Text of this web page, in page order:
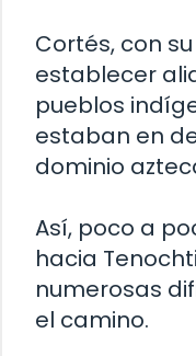
Cortés, con
establecer
pueblos
estaban en
dominio
Así, poco a
hacia
numerosas
el camino.